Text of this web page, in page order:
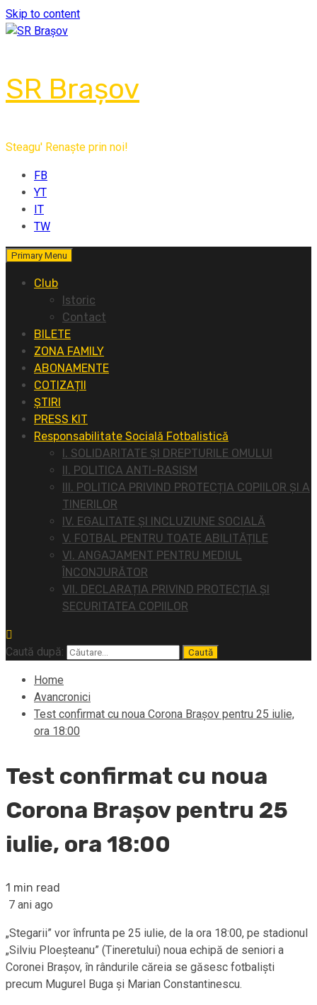
Skip to content
SR Brașov
Steagu' Renaște prin noi!
FB
YT
IT
TW
Primary Menu
Club
Istoric
Contact
BILETE
ZONA FAMILY
ABONAMENTE
COTIZAȚII
ȘTIRI
PRESS KIT
Responsabilitate Socială Fotbalistică
I. SOLIDARITATE ȘI DREPTURILE OMULUI
II. POLITICA ANTI-RASISM
III. POLITICA PRIVIND PROTECȚIA COPIILOR ȘI A
TINERILOR
IV. EGALITATE ȘI INCLUZIUNE SOCIALĂ
V. FOTBAL PENTRU TOATE ABILITĂȚILE
VI. ANGAJAMENT PENTRU MEDIUL
ÎNCONJURĂTOR
VII. DECLARAȚIA PRIVIND PROTECȚIA ȘI
SECURITATEA COPIILOR
Caută după:
Home
Avancronici
Test confirmat cu noua Corona Brașov pentru 25 iulie,
ora 18:00
Test confirmat cu noua
Corona Brașov pentru 25
iulie, ora 18:00
1 min read
7 ani ago
„Stegarii” vor înfrunta pe 25 iulie, de la ora 18:00, pe stadionul
„Silviu Ploeșteanu” (Tineretului) noua echipă de seniori a
Coronei Brașov, în rândurile căreia se găsesc fotbalişti
precum Mugurel Buga și Marian Constantinescu.